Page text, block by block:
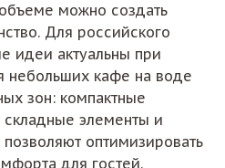
можно создать
Для российского
идеи актуальны при
небольших кафе на воде
зон: компактные
складные элементы и
оптимизировать
для гостей.